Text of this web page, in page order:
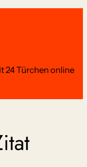
24 Türchen online